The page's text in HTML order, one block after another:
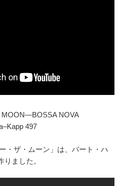
NOVA
497
・ザ・ムーン」は、バート・ハ
りました。